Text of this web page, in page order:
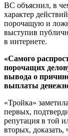
ВС объяснил, в
характер
порочащую и
выступив
в интернете.
«Самого
порочащих
вывода о
выплаты
«Тройка»
первых,
репутация в той
вторых,